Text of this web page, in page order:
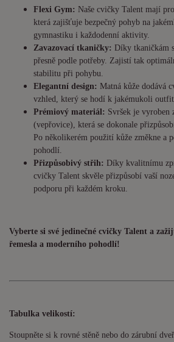
Flexi Gym: Naše cvičky Talent mají
která zajišťuje bezpečný pohyb na
gymnastiku i každodenní aktivity.
Zavazovací tkaničky: Díky tkaničkám
přesně podle potřeby. Zajistí tak
stabilitu při pohybu.
Elegantní design: Matná kůže dodává
vzhled, který se hodí k jakémukoli
Prémiový materiál: Svršek je vyroben
(vepřovice), která se dokonale
Po několikerém použití kůže změkne a
pohodlí.
Přizpůsobivý střih: Díky kvalitnímu
cvičky Talent skvěle přizpůsobí vaší
podporu při každém kroku.
Vyberte si své jedinečné cvičky Talent a
řemesla a moderního pohodlí!
Tabulka velikostí:
Stoupněte si k rovné stěně nebo do zárubní